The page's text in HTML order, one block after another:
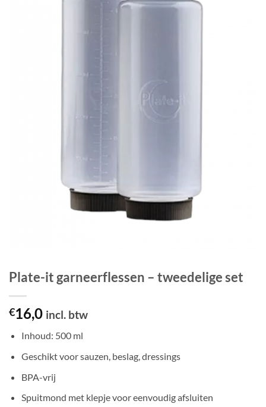
Plate-it garneerflessen – tweedelige set
€16,0 incl. btw
Inhoud: 500 ml
Geschikt voor sauzen, beslag, dressings
BPA-vrij
Spuitmond met klepje voor eenvoudig afsluiten